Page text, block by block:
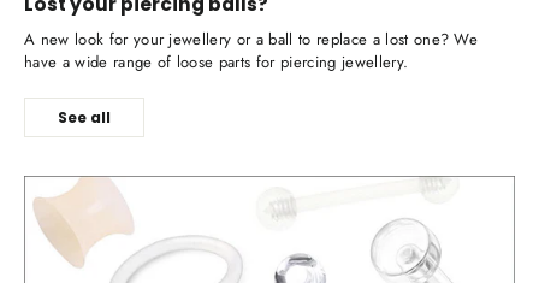
A new look for your jewellery or a ball to replace a lost one? We
have a wide range of loose parts for piercing jewellery.
See all